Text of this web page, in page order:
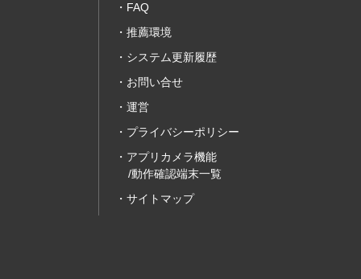
FAQ
推薦環境
システム更新履歴
お問い合せ
運営
プライバシーポリシー
アプリカメラ機能
/動作確認端末一覧
サイトマップ